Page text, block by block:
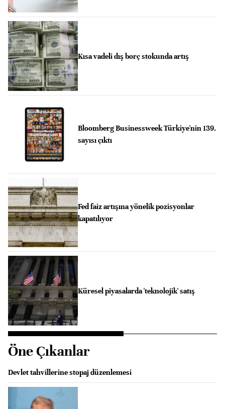
Kısa vadeli dış borç stokunda artış
Bloomberg Businessweek Türkiye'nin 139.
sayısı çıktı
Fed faiz artışına yönelik pozisyonlar
kapatılıyor
Küresel piyasalarda 'teknolojik' satış
Öne Çıkanlar
Devlet tahvillerine stopaj düzenlemesi